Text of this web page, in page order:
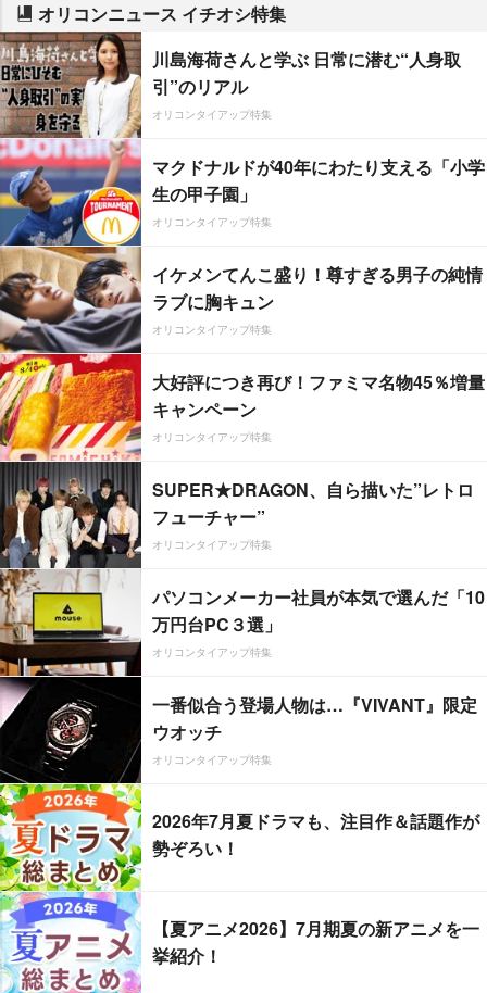
オリコンニュース イチオシ特集
川島海荷さんと学ぶ 日常に潜む“人身取
引”のリアル
オリコンタイアップ特集
マクドナルドが40年にわたり支える「小学
生の甲子園」
オリコンタイアップ特集
イケメンてんこ盛り！尊すぎる男子の純情
ラブに胸キュン
オリコンタイアップ特集
大好評につき再び！ファミマ名物45％増量
キャンペーン
オリコンタイアップ特集
SUPER★DRAGON、自ら描いた”レトロ
フューチャー”
オリコンタイアップ特集
パソコンメーカー社員が本気で選んだ「10
万円台PC３選」
オリコンタイアップ特集
一番似合う登場人物は…『VIVANT』限定
ウオッチ
オリコンタイアップ特集
2026年7月夏ドラマも、注目作＆話題作が
勢ぞろい！
【夏アニメ2026】7月期夏の新アニメを一
挙紹介！